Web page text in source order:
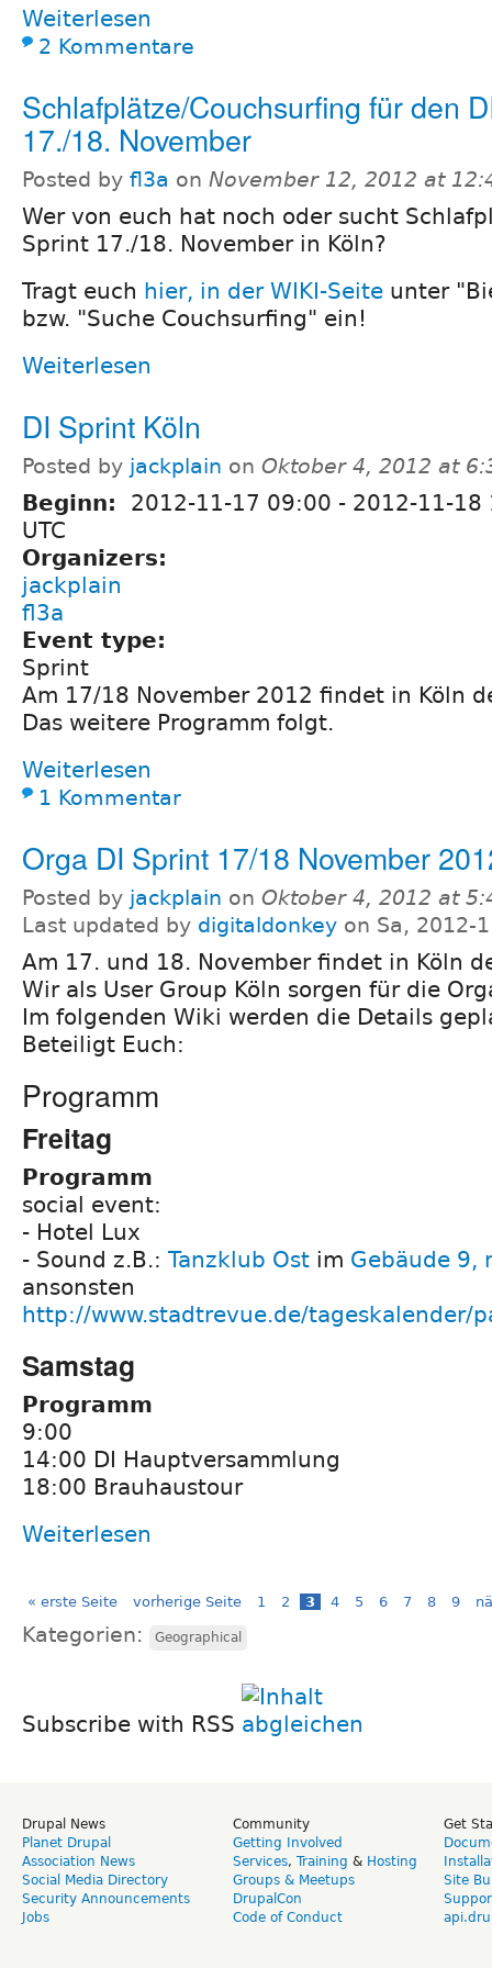
Weiterlesen
2 Kommentare
Schlafplätze/Couchsurfing für den
17./18. November
Posted by fl3a on November 12, 2012 at
Wer von euch hat noch oder sucht
Sprint 17./18. November in Köln?
Tragt euch hier, in der WIKI-Seite unter
bzw. "Suche Couchsurfing" ein!
Weiterlesen
DI Sprint Köln
Posted by jackplain on Oktober 4, 2012 at
Beginn: 2012-11-17 09:00 - 2012-11-18
UTC
Organizers:
jackplain
fl3a
Event type:
Sprint
Am 17/18 November 2012 findet in Köln
Das weitere Programm folgt.
Weiterlesen
1 Kommentar
Orga DI Sprint 17/18 November
Posted by jackplain on Oktober 4, 2012 at
Last updated by digitaldonkey on Sa, 2012-
Am 17. und 18. November findet in Köln
Wir als User Group Köln sorgen für die
Im folgenden Wiki werden die Details
Beteiligt Euch:
Programm
Freitag
Programm
social event:
- Hotel Lux
- Sound z.B.: Tanzklub Ost im Gebäude 9,
ansonsten
http://www.stadtrevue.de/tageskalender/
Samstag
Programm
9:00
14:00 DI Hauptversammlung
18:00 Brauhaustour
Weiterlesen
« erste Seite vorherige Seite 1 2 3 4 5 6 7 8 9
Kategorien: Geographical
Subscribe with RSS
Drupal News
Planet Drupal
Association News
Social Media Directory
Security Announcements
Jobs
Community
Getting Involved
Services, Training & Hosting
Groups & Meetups
DrupalCon
Code of Conduct
Get
Site